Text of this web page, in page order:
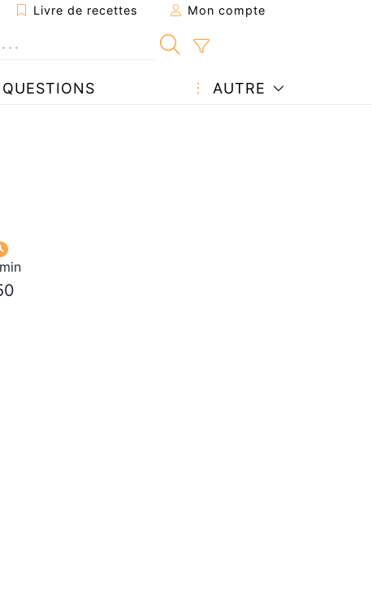
Livre de recettes Mon compte
QUESTIONS AUTRE